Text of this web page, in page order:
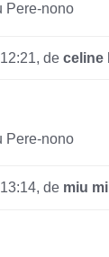
Pere-nono
de celine
Pere-nono
de miu